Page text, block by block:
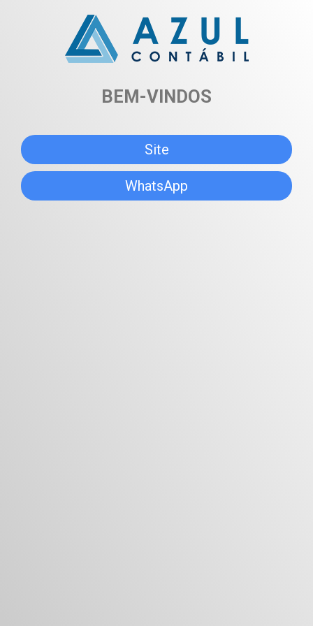
BEM-VINDOS
Site
WhatsApp